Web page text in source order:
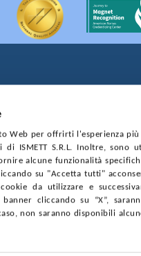
Web per offrirti l'esperienza
ISMETT S.R.L. Inoltre, sono
alcune funzionalità
su "Accetta tutti"
da utilizzare e
cliccando su “X”,
non saranno disponibili
PRIVACYCOOKIE